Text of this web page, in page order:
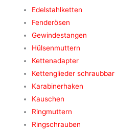
Edelstahlketten
Fenderösen
Gewindestangen
Hülsenmuttern
Kettenadapter
Kettenglieder schraubbar
Karabinerhaken
Kauschen
Ringmuttern
Ringschrauben